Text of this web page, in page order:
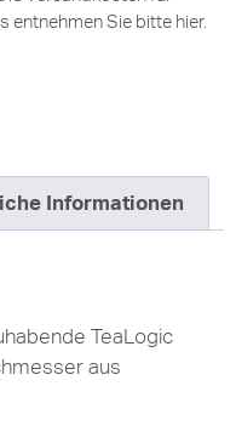
entnehmen Sie bitte hier.
Informationen
TeaLogic
aus